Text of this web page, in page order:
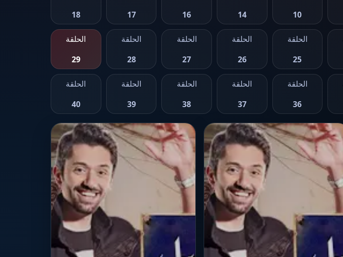
10
14
16
17
18
الحلقة
25
الحلقة
26
الحلقة
27
الحلقة
28
الحلقة
29
الحلقة
36
الحلقة
37
الحلقة
38
الحلقة
39
الحلقة
40